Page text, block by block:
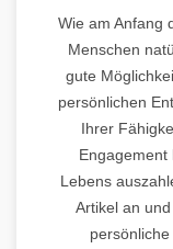
Wie am Anfang
Menschen
gute
persönlichen
Ihrer
Engagement
Lebens
Artikel an